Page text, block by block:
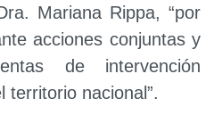
Mariana Rippa, “por
acciones conjuntas y
de intervención
territorio nacional”.